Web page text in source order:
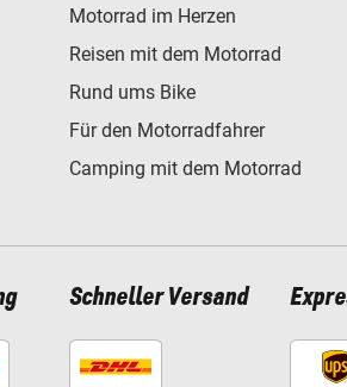
Motorrad im Herzen
Reisen mit dem Motorrad
Rund ums Bike
Für den Motorradfahrer
Camping mit dem Motorrad
Schneller Versand